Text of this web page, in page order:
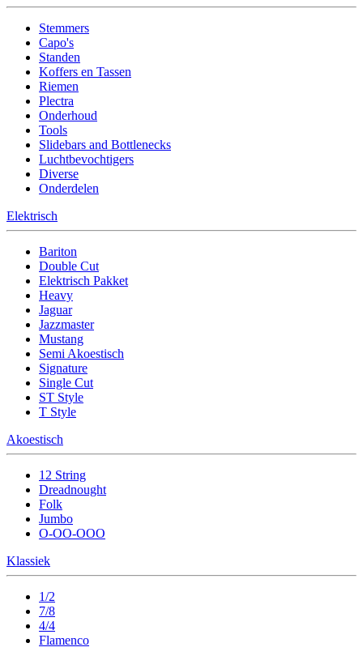
Stemmers
Capo's
Standen
Koffers en Tassen
Riemen
Plectra
Onderhoud
Tools
Slidebars and Bottlenecks
Luchtbevochtigers
Diverse
Onderdelen
Elektrisch
Bariton
Double Cut
Elektrisch Pakket
Heavy
Jaguar
Jazzmaster
Mustang
Semi Akoestisch
Signature
Single Cut
ST Style
T Style
Akoestisch
12 String
Dreadnought
Folk
Jumbo
O-OO-OOO
Klassiek
1/2
7/8
4/4
Flamenco